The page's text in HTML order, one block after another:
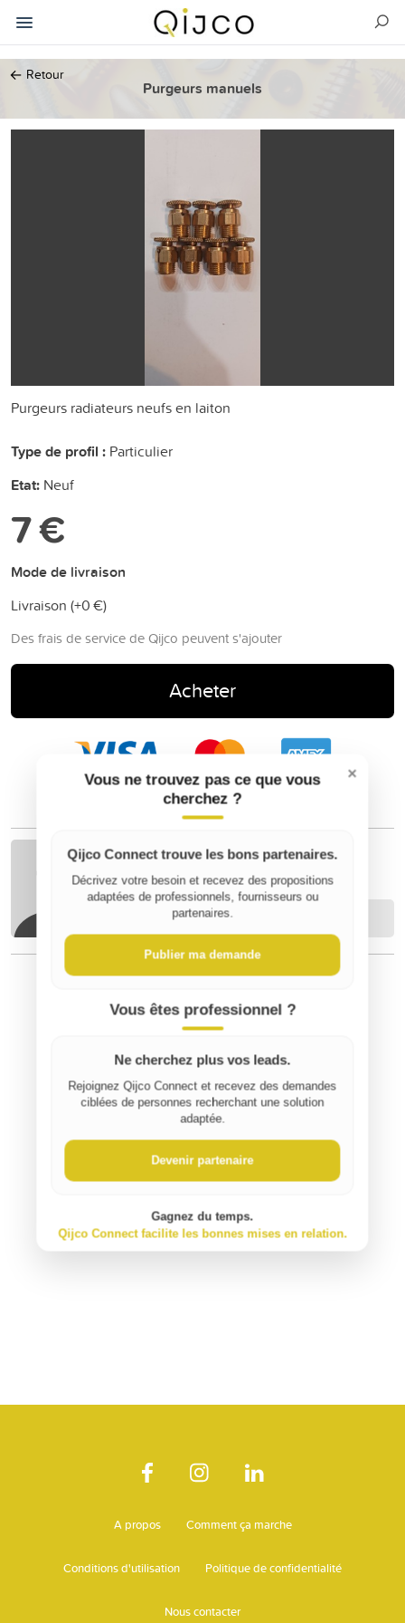
← Retour
Purgeurs manuels
Purgeurs radiateurs neufs en laiton
Type de profil : Particulier
Etat: Neuf
7 €
Mode de livraison
Livraison (+0 €)
Des frais de service de Qijco peuvent s'ajouter
Acheter
olivier C
Contacter
⚠️ Signaler un contenu inapproprié
A propos Comment ça marche
Conditions d'utilisation Politique de confidentialité
Nous contacter
×
Vous ne trouvez pas ce que vous
cherchez ?
Qijco Connect trouve les bons partenaires.
Décrivez votre besoin et recevez des propositions
adaptées de professionnels, fournisseurs ou
partenaires.
Publier ma demande
Vous êtes professionnel ?
Ne cherchez plus vos leads.
Rejoignez Qijco Connect et recevez des demandes
ciblées de personnes recherchant une solution
adaptée.
Devenir partenaire
Gagnez du temps.
Qijco Connect facilite les bonnes mises en relation.